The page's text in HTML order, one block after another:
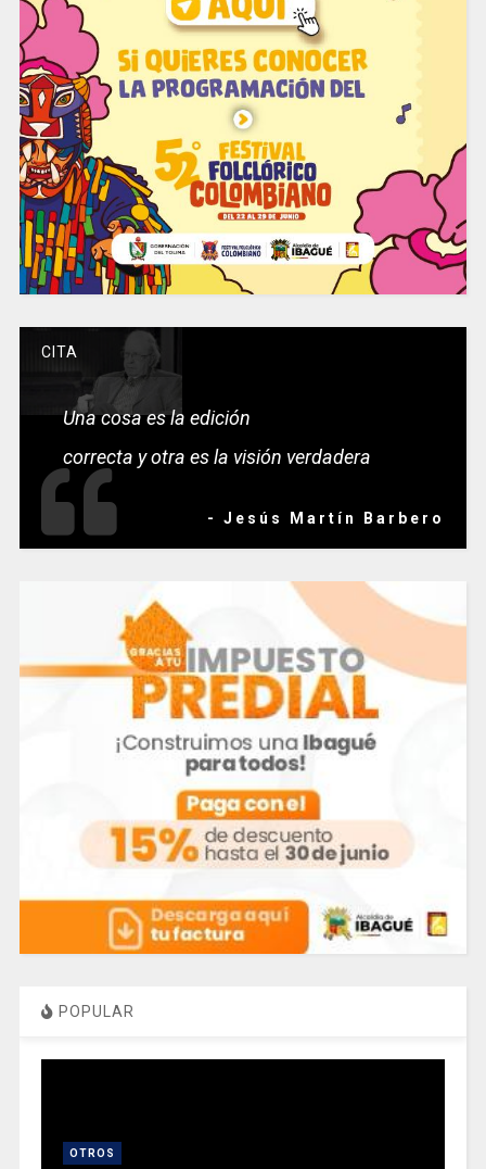
CITA
Una cosa es la edición
correcta y otra es la visión verdadera
- Jesús Martín Barbero
POPULAR
OTROS